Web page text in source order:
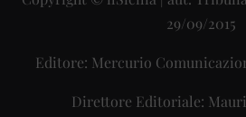
29/09/2015
Editore: Mercurio
Direttore Editoriale: